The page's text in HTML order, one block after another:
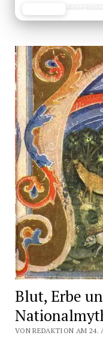
Blut, Erbe
VON REDAKTION AM 24.